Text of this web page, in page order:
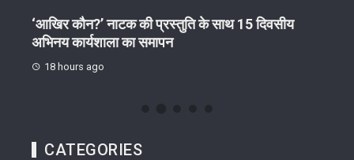
‘आखिर कौन?’ नाटक की प्रस्तुति के साथ 15 दिवसीय
अभिनय कार्यशाला का समापन
18 hours ago
CATEGORIES